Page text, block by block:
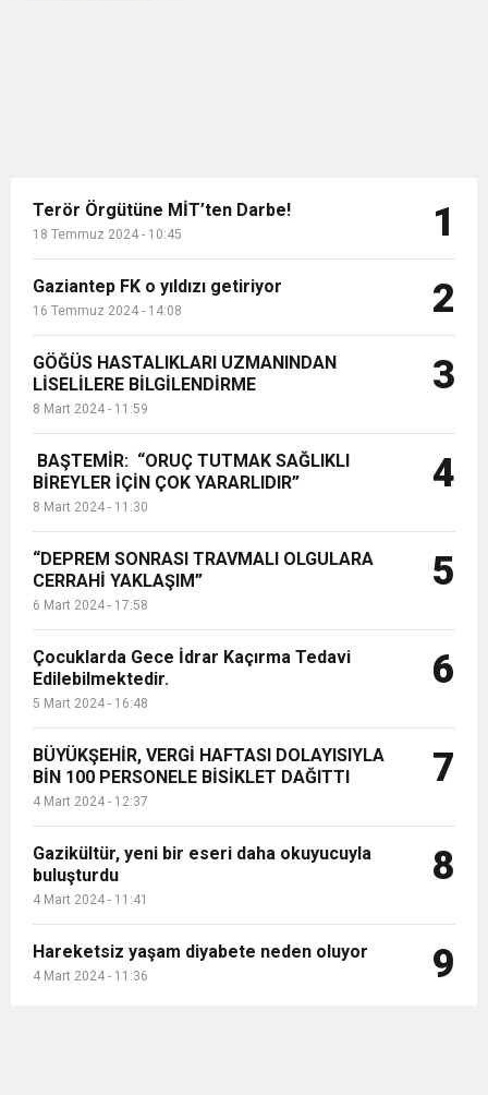
Terör Örgütüne MİT’ten Darbe!
18 Temmuz 2024 - 10:45 1
Gaziantep FK o yıldızı getiriyor
16 Temmuz 2024 - 14:08 2
GÖĞÜS HASTALIKLARI UZMANINDAN
LİSELİLERE BİLGİLENDİRME
8 Mart 2024 - 11:59
3
BAŞTEMİR: “ORUÇ TUTMAK SAĞLIKLI
BİREYLER İÇİN ÇOK YARARLIDIR”
8 Mart 2024 - 11:30
4
“DEPREM SONRASI TRAVMALI OLGULARA
CERRAHİ YAKLAŞIM”
6 Mart 2024 - 17:58
5
Çocuklarda Gece İdrar Kaçırma Tedavi
Edilebilmektedir.
5 Mart 2024 - 16:48
6
BÜYÜKŞEHİR, VERGİ HAFTASI DOLAYISIYLA
BİN 100 PERSONELE BİSİKLET DAĞITTI
4 Mart 2024 - 12:37
7
Gazikültür, yeni bir eseri daha okuyucuyla
buluşturdu
4 Mart 2024 - 11:41
8
Hareketsiz yaşam diyabete neden oluyor
4 Mart 2024 - 11:36 9